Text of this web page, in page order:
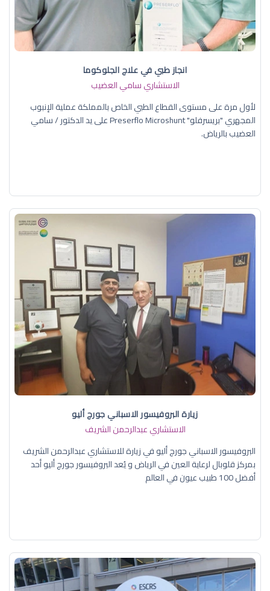
انجاز طبي في علاج الجلوكوما
الاستشاري سامي العضيب
لأول مرة على مستوى القطاع الطبي الخاص بالمملكة عملية الإنبوب
المجهري "بريسرفلو" Preserflo Microshunt على يد الدكتور / سامي
العضيب بالرياض.
زيارة البروفيسور الاسباني جورج أليو
الاستشاري عبدالرحمن الشريف
البروفيسور الاسباني جورج أليو في زيارة للاستشاري عبدالرحمن الشريف
بمركز قلوبال لرعاية العين في الرياض و يُعد البروفيسور جورج أليو أحد
أفضل 100 طبيب عيون في العالم